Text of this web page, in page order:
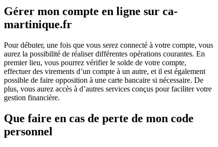
Gérer mon compte en ligne sur ca-
martinique.fr
Pour débuter, une fois que vous serez connecté à votre compte, vous
aurez la possibilité de réaliser différentes opérations courantes. En
premier lieu, vous pourrez vérifier le solde de votre compte,
effectuer des virements d’un compte à un autre, et il est également
possible de faire opposition à une carte bancaire si nécessaire. De
plus, vous aurez accès à d’autres services conçus pour faciliter votre
gestion financière.
Que faire en cas de perte de mon code
personnel